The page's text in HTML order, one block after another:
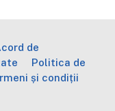
de
Politica de
și condiții